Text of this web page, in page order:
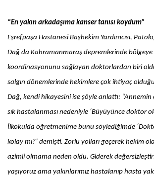
“En yakın arkadaşıma kanser tanısı koydum”
Eşrefpaşa Hastanesi Başhekim Yardımcısı,
Dağ da Kahramanmaraş depremlerinde bölgeye
koordinasyonunu sağlayan doktorlardan biri
salgın dönemlerinde hekimlere çok ihtiyaç
Dağ, kendi hikayesini ise şöyle anlattı: “Annemin
sık hastalanması nedeniyle ‘Büyüyünce doktor
İlkokulda öğretmenime bunu söylediğimde
kolay mı?’ demişti. Zorlu yolları geçerek hekim
azimli olmama neden oldu. Giderek
yaşıyoruz ama yakınlarımız hastalanıp hasta